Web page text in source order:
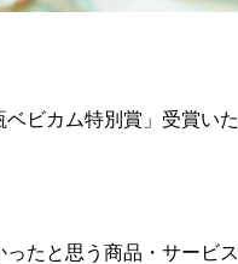
ビカム特別賞」受賞いた
たと思う商品・サービス